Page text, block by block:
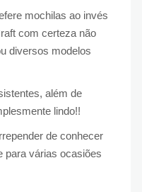
mochilas ao invés
com certeza não
diversos modelos
além de
lindo!!
de conhecer
para várias ocasiões